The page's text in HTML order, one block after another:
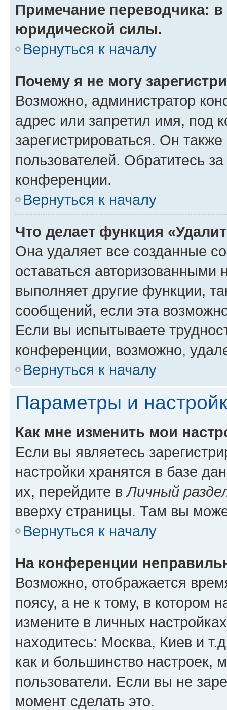
Примечание переводчика:
юридической силы.
Вернуться к началу
Почему я не могу
Возможно, администратор
адрес или запретил имя, под
зарегистрироваться. Он
пользователей. Обратитесь
конференции.
Вернуться к началу
Что делает функция
Она удаляет все созданные
оставаться авторизованными
выполняет другие функции,
сообщений, если эта
Если вы испытываете
конференции, возможно,
Вернуться к началу
Параметры и
Как мне изменить мои
Если вы являетесь
настройки хранятся в базе
их, перейдите вЛичный
вверху страницы. Там вы
Вернуться к началу
На конференции
Возможно, отображается
поясу, а не к тому, в котором
измените в личных
находитесь: Москва, Киев и
как и большинство настроек,
пользователи. Если вы не
момент сделать это.